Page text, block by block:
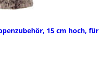
15 cm hoch,